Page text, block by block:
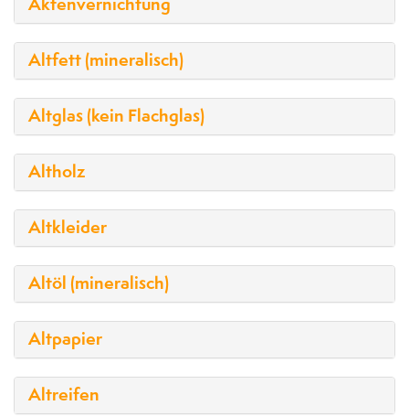
Aktenvernichtung
Altfett (mineralisch)
Altglas (kein Flachglas)
Altholz
Altkleider
Altöl (mineralisch)
Altpapier
Altreifen